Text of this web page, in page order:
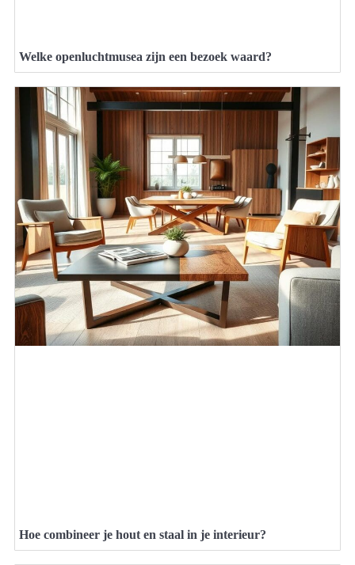
Welke openluchtmusea zijn een bezoek waard?
Hoe combineer je hout en staal in je interieur?